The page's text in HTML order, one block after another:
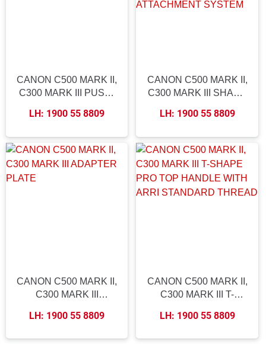
CANON C500 MARK II,
C300 MARK III PUSH-
MOUNT
LH: 1900 55 8809
CANON C500 MARK II,
C300 MARK III SHAPE
HANDLE UNIVERSAL
SYSTEM
LH: 1900 55 8809
CANON C500 MARK II,
C300 MARK III
LH: 1900 55 8809
CANON C500 MARK II,
C300 MARK III T-
HANDLE WITH ARRI
LH: 1900 55 8809